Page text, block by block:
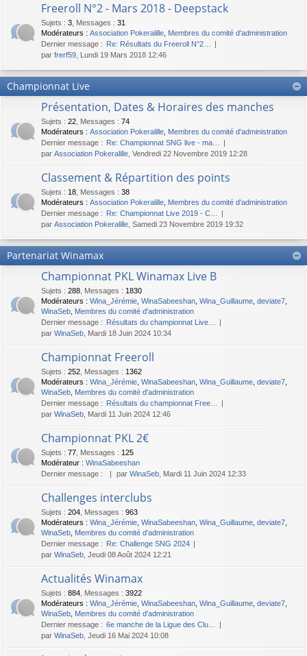
Freeroll N°2 - Mars 2018 - Deepstack
Sujets : 3 Messages : 31
Modérateurs : Association Pokeralille Membres du comité d'administration
Dernier message : Re: Résultats du Freeroll N°2…
par frerf59 , Lundi 19 Mars 2018 12:46
Championnat Live
Présentation, Dates & Horaires des manches
Sujets : 22 Messages : 74
Modérateurs : Association Pokeralille Membres du comité d'administration
Dernier message : Re: Championnat SNG live - ma…
par Association Pokeralille , Vendredi 22 Novembre 2019 12:28
Classement & Répartition des points
Sujets : 18 Messages : 38
Modérateurs : Association Pokeralille Membres du comité d'administration
Dernier message : Re: Championnat Live 2019 - C…
par Association Pokeralille , Samedi 23 Novembre 2019 19:32
Partenariat Winamax
Championnat PKL Winamax Live B
Sujets : 288 Messages : 1830
Modérateurs : Wina_Jérémie WinaSabeeshan Wina_Guillaume deviate7
WinaSeb Membres du comité d'administration
Dernier message : Résultats du championnat Live…
par WinaSeb , Mardi 18 Juin 2024 10:34
Championnat Freeroll
Sujets : 252 Messages : 1362
Modérateurs : Wina_Jérémie WinaSabeeshan Wina_Guillaume deviate7
WinaSeb Membres du comité d'administration
Dernier message : Résultats du championnat Free…
par WinaSeb , Mardi 11 Juin 2024 12:46
Championnat PKL 2€
Sujets : 77 Messages : 125
Modérateur : WinaSabeeshan
Dernier message :
par WinaSeb , Mardi 11 Juin 2024 12:33
Challenges interclubs
Sujets : 204 Messages : 963
Modérateurs : Wina_Jérémie WinaSabeeshan Wina_Guillaume deviate7
WinaSeb Membres du comité d'administration
Dernier message : Re: Challenge SNG 2024
par WinaSeb , Jeudi 08 Août 2024 12:21
Actualités Winamax
Sujets : 884 Messages : 3922
Modérateurs : Wina_Jérémie WinaSabeeshan Wina_Guillaume deviate7
WinaSeb Membres du comité d'administration
Dernier message : 6e manche de la Ligue des Clu…
par WinaSeb , Jeudi 16 Mai 2024 10:08